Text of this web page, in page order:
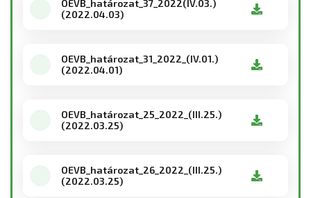
OEVB_határozat_37_2022(IV.03.)
(2022.04.03)
OEVB_határozat_31_2022_(IV.01.)
(2022.04.01)
OEVB_határozat_25_2022_(III.25.)
(2022.03.25)
OEVB_határozat_26_2022_(III.25.)
(2022.03.25)